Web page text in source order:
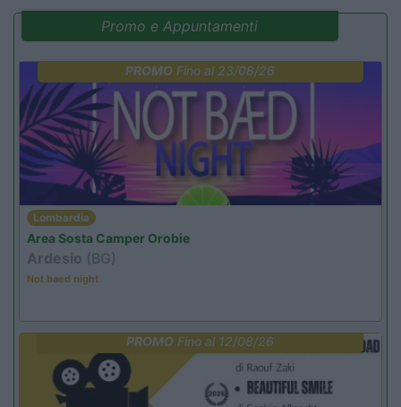
Promo e Appuntamenti
PROMO Fino al 23/08/26
Lombardia
Area Sosta Camper Orobie
Ardesio (BG)
Not baed night
PROMO Fino al 12/08/26